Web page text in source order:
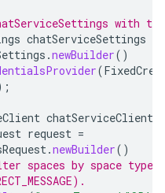
with
chatServiceSettings
.newBuilder()
(
chatServiceClient
request =
.newBuilder()
spaces by space type